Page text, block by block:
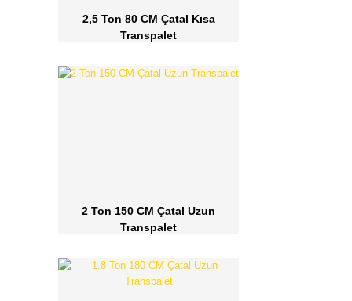
2,5 Ton 80 CM Çatal Kısa
Transpalet
2 Ton 150 CM Çatal Uzun
Transpalet